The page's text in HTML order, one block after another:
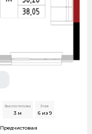
Высота потолка
3м
Этаж
6 из 9
Предчистовая